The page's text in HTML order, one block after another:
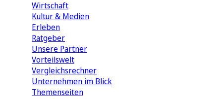
Wirtschaft
Kultur & Medien
Erleben
Ratgeber
Unsere Partner
Vorteilswelt
Vergleichsrechner
Unternehmen im Blick
Themenseiten